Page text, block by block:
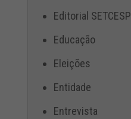
Editorial SETCESP
Educação
Eleições
Entidade
Entrevista